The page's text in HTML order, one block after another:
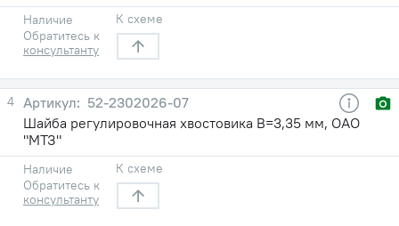
Наличие
Обратитесь к
консультанту
К схеме
4
52-2302026-07
Шайба регулировочная хвостовика В=3,35 мм, ОАО
"МТЗ"
Наличие
Обратитесь к
консультанту
К схеме